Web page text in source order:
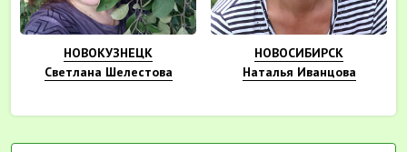
НОВОКУЗНЕЦК
Светлана Шелестова
НОВОСИБИРСК
Наталья Иванцова